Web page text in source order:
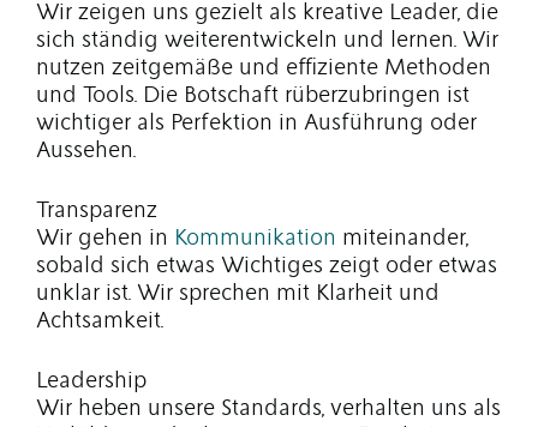
Wir zeigen uns gezielt als kreative Leader, die
sich ständig weiterentwickeln und lernen. Wir
nutzen zeitgemäße und effiziente Methoden
und Tools. Die Botschaft rüberzubringen ist
wichtiger als Perfektion in Ausführung oder
Aussehen.
Transparenz
Wir gehen in Kommunikation miteinander,
sobald sich etwas Wichtiges zeigt oder etwas
unklar ist. Wir sprechen mit Klarheit und
Achtsamkeit.
Leadership
Wir heben unsere Standards, verhalten uns als